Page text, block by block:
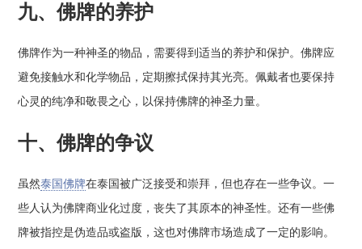
九、佛牌的养护
佛牌作为一种神圣的物品，需要得到适当的养护和保护。佛牌应
避免接触水和化学物品，定期擦拭保持其光亮。佩戴者也要保持
心灵的纯净和敬畏之心，以保持佛牌的神圣力量。
十、佛牌的争议
虽然泰国佛牌在泰国被广泛接受和崇拜，但也存在一些争议。一
些人认为佛牌商业化过度，丧失了其原本的神圣性。还有一些佛
牌被指控是伪造品或盗版，这也对佛牌市场造成了一定的影响。